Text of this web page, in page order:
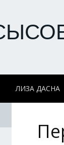
ЛИЗА ДАСНА